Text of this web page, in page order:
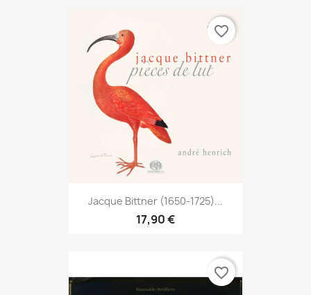
Jacque Bittner (1650-1725)...
17,90 €
favorite_border
favorite_border